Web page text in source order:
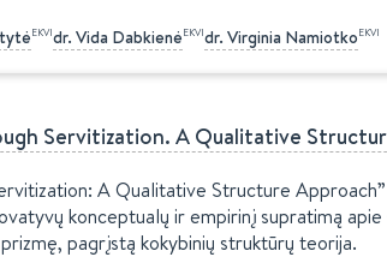
EKVIdr. Vida DabkienėEKVIdr. Virginia NamiotkoEKVI
Servitization. A Qualitative
A Qualitative Structure
konceptualų ir empirinį supratimą
pagrįstą kokybinių struktūrų teorija.